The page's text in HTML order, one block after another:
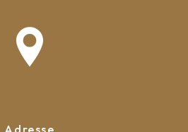
Adresse